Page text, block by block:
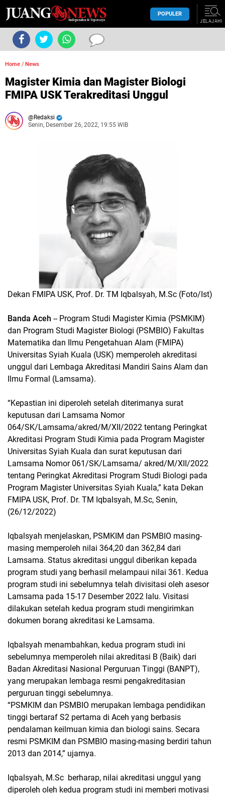
POPULER
JELAJAHI
Home / News
Magister Kimia dan Magister Biologi
FMIPA USK Terakreditasi Unggul
Redaksi
Senin, Desember 26, 2022, 19:55 WIB
Dekan FMIPA USK, Prof. Dr. TM Iqbalsyah, M.Sc (Foto/Ist)
Banda Aceh -- Program Studi Magister Kimia (PSMKIM)
dan Program Studi Magister Biologi (PSMBIO) Fakultas
Matematika dan Ilmu Pengetahuan Alam (FMIPA)
Universitas Syiah Kuala (USK) memperoleh akreditasi
unggul dari Lembaga Akreditasi Mandiri Sains Alam dan
Ilmu Formal (Lamsama).
“Kepastian ini diperoleh setelah diterimanya surat
keputusan dari Lamsama Nomor
064/SK/Lamsama/akred/M/XII/2022 tentang Peringkat
Akreditasi Program Studi Kimia pada Program Magister
Universitas Syiah Kuala dan surat keputusan dari
Lamsama Nomor 061/SK/Lamsama/ akred/M/XII/2022
tentang Peringkat Akreditasi Program Studi Biologi pada
Program Magister Universitas Syiah Kuala,” kata Dekan
FMIPA USK, Prof. Dr. TM Iqbalsyah, M.Sc, Senin,
(26/12/2022)
Iqbalsyah menjelaskan, PSMKIM dan PSMBIO masing-
masing memperoleh nilai 364,20 dan 362,84 dari
Lamsama. Status akreditasi unggul diberikan kepada
program studi yang berhasil melampaui nilai 361. Kedua
program studi ini sebelumnya telah divisitasi oleh asesor
Lamsama pada 15-17 Desember 2022 lalu. Visitasi
dilakukan setelah kedua program studi mengirimkan
dokumen borang akreditasi ke Lamsama.
Iqbalsyah menambahkan, kedua program studi ini
sebelumnya memperoleh nilai akreditasi B (Baik) dari
Badan Akreditasi Nasional Perguruan Tinggi (BANPT),
yang merupakan lembaga resmi pengakreditasian
perguruan tinggi sebelumnya.
“PSMKIM dan PSMBIO merupakan lembaga pendidikan
tinggi bertaraf S2 pertama di Aceh yang berbasis
pendalaman keilmuan kimia dan biologi sains. Secara
resmi PSMKIM dan PSMBIO masing-masing berdiri tahun
2013 dan 2014,” ujarnya.
Iqbalsyah, M.Sc berharap, nilai akreditasi unggul yang
diperoleh oleh kedua program studi ini memberi motivasi